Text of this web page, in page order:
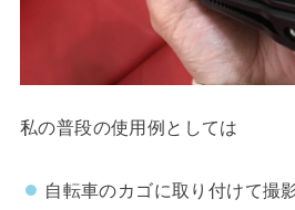
私の普段の使用例としては
自転車のカゴに取り付けて撮